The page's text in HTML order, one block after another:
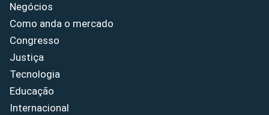
Negócios
Como anda o mercado
Congresso
Justiça
Tecnologia
Educação
Internacional